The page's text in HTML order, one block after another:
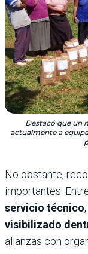
Destacó que un
actualmente a
No obstante,
importantes.
servicio técnico
visibilizado
alianzas con